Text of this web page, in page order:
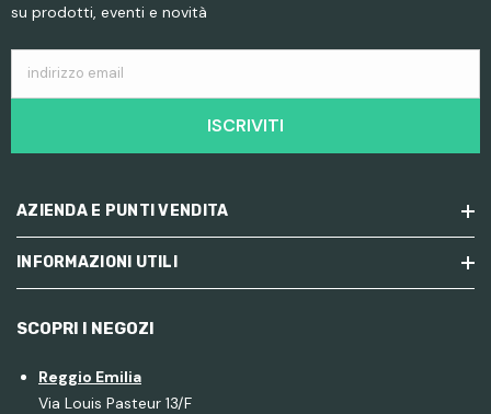
su prodotti, eventi e novità
indirizzo email
ISCRIVITI
AZIENDA E PUNTI VENDITA
INFORMAZIONI UTILI
SCOPRI I NEGOZI
Reggio Emilia
Via Louis Pasteur 13/F